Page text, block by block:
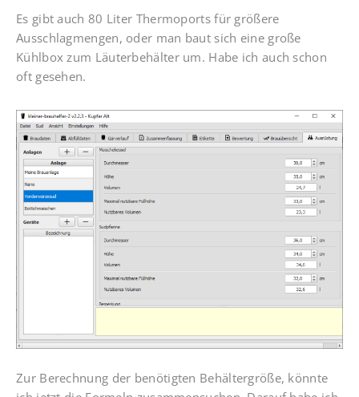
Es gibt auch 80 Liter Thermoports für größere
Ausschlagmengen, oder man baut sich eine große
Kühlbox zum Läuterbehälter um. Habe ich auch schon
oft gesehen.
Zur Berechnung der benötigten Behältergröße, könnte